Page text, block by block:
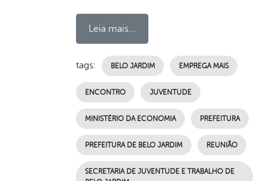
Leia mais...
tags: BELO JARDIM EMPREGA MAIS
ENCONTRO JUVENTUDE
MINISTÉRIO DA ECONOMIA PREFEITURA
PREFEITURA DE BELO JARDIM REUNIÃO
SECRETARIA DE JUVENTUDE E TRABALHO DE